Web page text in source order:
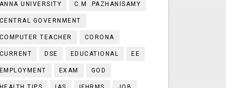
ANNA UNIVERSITY C.M .PAZHANISAMY
CENTRAL GOVERNMENT
COMPUTER TEACHER CORONA
CURRENT DSE EDUCATIONAL EE
EMPLOYMENT EXAM GOD